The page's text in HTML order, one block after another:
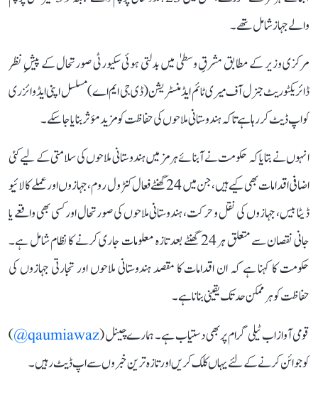
والے جہاز شامل تھے۔
مرکزی وزیر کے مطابق مشرقِ وسطیٰ میں بدلتی ہوئی سکیورٹی صورتحال کے پیشِ نظر
ڈائریکٹوریٹ جنرل آف میری ٹائم ایڈمنسٹریشن (ڈی جی ایم اے) مسلسل اپنی ایڈوائزری
کو اپ ڈیٹ کر رہا ہے تاکہ ہندوستانی ملاحوں کی حفاظت کو مزید مؤثر بنایا جا سکے۔
انہوں نے بتایا کہ حکومت نے آبنائے ہرمز میں ہندوستانی ملاحوں کی سلامتی کے لیے کئی
اضافی اقدامات بھی کیے ہیں، جن میں 24 گھنٹے فعال کنٹرول روم، جہازوں اور عملے کا لائیو
ڈیٹا بیس، جہازوں کی نقل و حرکت، ہندوستانی ملاحوں کی صورتحال اور کسی بھی واقعے یا
جانی نقصان سے متعلق ہر 24 گھنٹے بعد تازہ معلومات جاری کرنے کا نظام شامل ہے۔
حکومت کا کہنا ہے کہ ان اقدامات کا مقصد ہندوستانی ملاحوں اور تجارتی جہازوں کی
حفاظت کو ہر ممکن حد تک یقینی بنانا ہے۔
قومی آواز اب ٹیلی گرام پر بھی دستیاب ہے۔ ہمارے چینل (qaumiawaz@
)
کو جوائن کرنے کے لئے یہاں کلک کریں اور تازہ ترین خبروں سے اپ ڈیٹ رہیں۔